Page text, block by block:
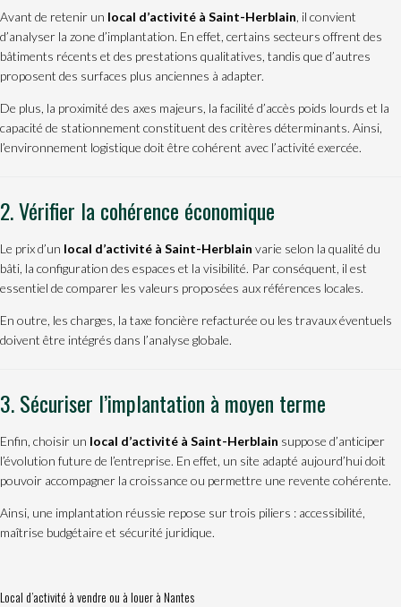
Avant de retenir un local d’activité à Saint-Herblain , il convient
d’analyser la zone d’implantation. En effet, certains secteurs offrent des
bâtiments récents et des prestations qualitatives, tandis que d’autres
proposent des surfaces plus anciennes à adapter.
De plus, la proximité des axes majeurs, la facilité d’accès poids lourds et la
capacité de stationnement constituent des critères déterminants. Ainsi,
l’environnement logistique doit être cohérent avec l’activité exercée.
2. Vérifier la cohérence économique
Le prix d’un local d’activité à Saint-Herblain varie selon la qualité du
bâti, la configuration des espaces et la visibilité. Par conséquent, il est
essentiel de comparer les valeurs proposées aux références locales.
En outre, les charges, la taxe foncière refacturée ou les travaux éventuels
doivent être intégrés dans l’analyse globale.
3. Sécuriser l’implantation à moyen terme
Enfin, choisir un local d’activité à Saint-Herblain suppose d’anticiper
l’évolution future de l’entreprise. En effet, un site adapté aujourd’hui doit
pouvoir accompagner la croissance ou permettre une revente cohérente.
Ainsi, une implantation réussie repose sur trois piliers : accessibilité,
maîtrise budgétaire et sécurité juridique.
Local d’activité à vendre ou à louer à Nantes